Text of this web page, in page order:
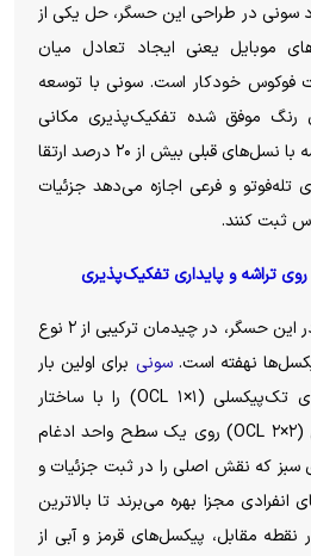
سونی در طراحی این حسگر، حل یکی از
موبایل یعنی ایجاد تعادل میان
فوکوس خودکار است. سونی با توسعه
رنگ موفق شده تفکیک‌پذیری مکانی
نمایشگر دوربین را در مقایسه با نسل‌های قبلی بیش از ۲۰ درصد ارتقا
تله‌فوتو و فرعی اجازه می‌دهد جزئیات
ثبت کنند.
تراشه و پایداری تفکیک‌پذیری
هسته اصلی فناوری موجود در این حسگر، در چیدمان ترکیبی از ۲ نوع
نهفته است.سونی برای اولین بار
توانسته است ساختار لنز‌های تک‌پیکسلی (۱×۱ OCL) را با ساختار
لنز‌های اشتراکی چهارپیکسلی (۲×۲ OCL) روی یک سطح واحد ادغام
سبز که نقش اصلی را در ثبت جزئیات و
انفرادی مجزا بهره می‌برند تا بالاترین
مقابل، پیکسل‌های قرمز و آبی از